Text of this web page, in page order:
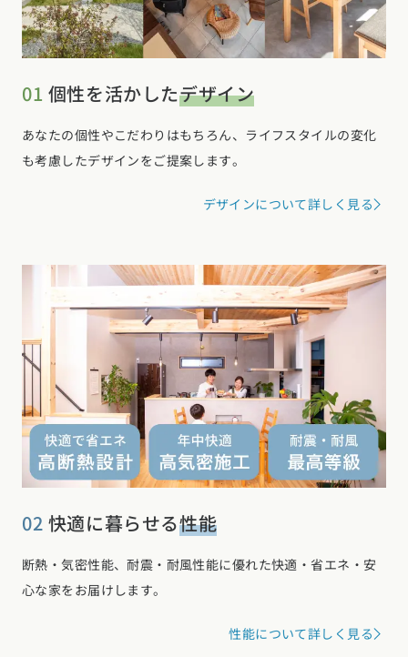
01 個性を活かしたデザイン
あなたの個性やこだわりはもちろん、ライフスタイルの変化
も考慮したデザインをご提案します。
デザインについて詳しく見る
02 快適に暮らせる性能
断熱・気密性能、耐震・耐風性能に優れた快適・省エネ・安
心な家をお届けします。
性能について詳しく見る